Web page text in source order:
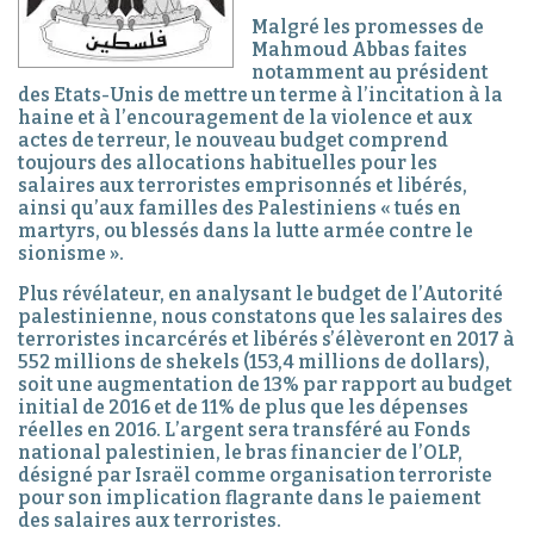
Malgré les promesses de
Mahmoud Abbas faites
notamment au président
des Etats-Unis de mettre un terme à l’incitation à la
haine et à l’encouragement de la violence et aux
actes de terreur, le nouveau budget comprend
toujours des allocations habituelles pour les
salaires aux terroristes emprisonnés et libérés,
ainsi qu’aux familles des Palestiniens « tués en
martyrs, ou blessés dans la lutte armée contre le
sionisme ».
Plus révélateur, en analysant le budget de l’Autorité
palestinienne, nous constatons que les salaires des
terroristes incarcérés et libérés s’élèveront en 2017 à
552 millions de shekels (153,4 millions de dollars),
soit une augmentation de 13% par rapport au budget
initial de 2016 et de 11% de plus que les dépenses
réelles en 2016. L’argent sera transféré au Fonds
national palestinien, le bras financier de l’OLP,
désigné par Israël comme organisation terroriste
pour son implication flagrante dans le paiement
des salaires aux terroristes.